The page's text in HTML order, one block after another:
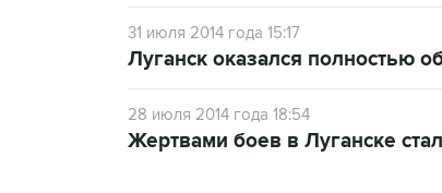
31 июля 2014 года 15:17
Луганск оказался полностью
28 июля 2014 года 18:54
Жертвами боев в Луганске